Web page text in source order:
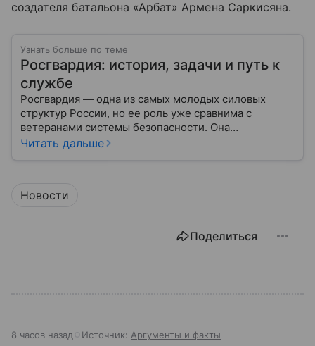
создателя батальона «Арбат» Армена Саркисяна.
Узнать больше по теме
Росгвардия: история, задачи и путь к
службе
Росгвардия — одна из самых молодых силовых
структур России, но ее роль уже сравнима с
ветеранами системы безопасности. Она
одновременно напоминает армию и полицию, но
Читать дальше
Новости
Поделиться
8 часов назад Источник: Аргументы и факты